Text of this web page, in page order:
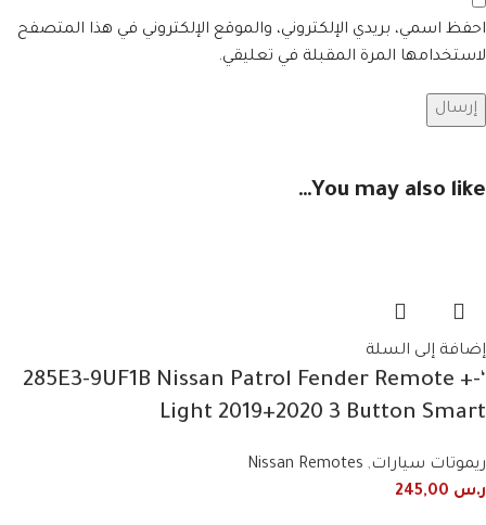
احفظ اسمي، بريدي الإلكتروني، والموقع الإلكتروني في هذا المتصفح
لاستخدامها المرة المقبلة في تعليقي.
You may also like…
إضافة إلى السلة
‘-285E3-9UF1B Nissan Patrol Fender Remote +
Light 2019+2020 3 Button Smart
ريموتات سيارات,
Nissan Remotes
ر.س